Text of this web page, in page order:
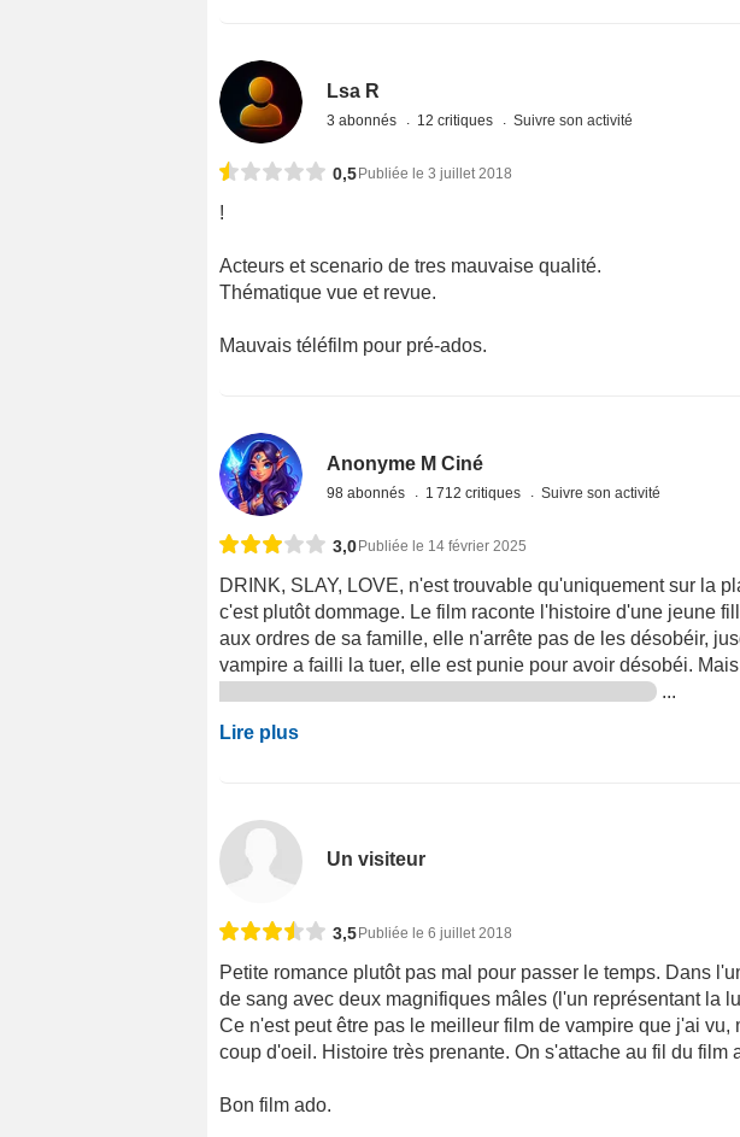
Lsa R
3 abonnés 12 critiques Suivre son activité
0,5 Publiée le 3 juillet 2018
!
Acteurs et scenario de tres mauvaise qualité.
Thématique vue et revue.
Mauvais téléfilm pour pré-ados.
Anonyme M Ciné
98 abonnés 1 712 critiques Suivre son activité
3,0 Publiée le 14 février 2025
DRINK, SLAY, LOVE, n'est trouvable qu'uniquement sur la
c'est plutôt dommage. Le film raconte l'histoire d'une jeune
aux ordres de sa famille, elle n'arrête pas de les désobéir,
vampire a failli la tuer, elle est punie pour avoir désobéi.
...
Lire plus
Un visiteur
3,5 Publiée le 6 juillet 2018
Petite romance plutôt pas mal pour passer le temps. Dans
de sang avec deux magnifiques mâles (l'un représentant la
Ce n'est peut être pas le meilleur film de vampire que j'ai vu,
coup d'oeil. Histoire très prenante. On s'attache au fil du film
Bon film ado.